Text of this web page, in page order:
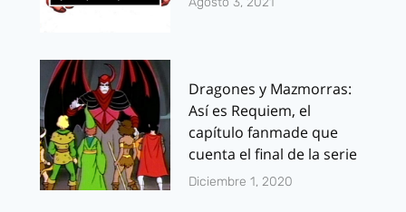
Dragones y Mazmorras:
Así es Requiem, el
capítulo fanmade que
cuenta el final de la serie
Diciembre 1, 2020